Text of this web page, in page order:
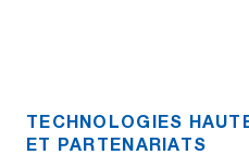
TECHNOLOGIES
ET PARTENARIATS